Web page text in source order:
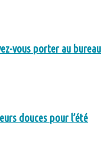
vous porter au bureau
douces pour l’été